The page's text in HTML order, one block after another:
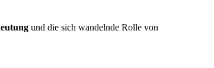
und die sich wandelnde Rolle von